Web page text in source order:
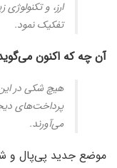
ارز، و
تفکیک نمود.
آن چه که اکنون
هیچ شکی در
پرداخت‌های
می‌آورند.
موضع جدید پی‌پال و